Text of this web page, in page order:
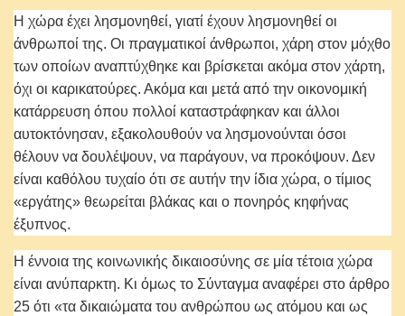
Η χώρα έχει λησμονηθεί, γιατί έχουν λησμονηθεί οι
άνθρωποί της. Οι πραγματικοί άνθρωποι, χάρη στον μόχθο
των οποίων αναπτύχθηκε και βρίσκεται ακόμα στον χάρτη,
όχι οι καρικατούρες. Ακόμα και μετά από την οικονομική
κατάρρευση όπου πολλοί καταστράφηκαν και άλλοι
αυτοκτόνησαν, εξακολουθούν να λησμονούνται όσοι
θέλουν να δουλέψουν, να παράγουν, να προκόψουν. Δεν
είναι καθόλου τυχαίο ότι σε αυτήν την ίδια χώρα, ο τίμιος
«εργάτης» θεωρείται βλάκας και ο πονηρός κηφήνας
έξυπνος.
Η έννοια της κοινωνικής δικαιοσύνης σε μία τέτοια χώρα
είναι ανύπαρκτη. Κι όμως το Σύνταγμα αναφέρει στο άρθρο
25 ότι «τα δικαιώματα του ανθρώπου ως ατόμου και ως